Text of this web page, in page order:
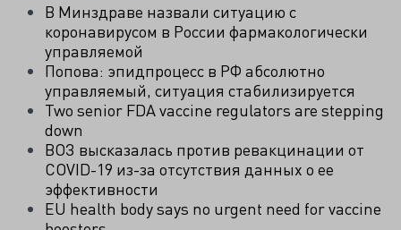
В Минздраве назвали ситуацию с
коронавирусом в России фармакологически
управляемой
Попова: эпидпроцесс в РФ абсолютно
управляемый, ситуация стабилизируется
Two senior FDA vaccine regulators are stepping
down
ВОЗ высказалась против ревакцинации от
COVID-19 из-за отсутствия данных о ее
эффективности
EU health body says no urgent need for vaccine